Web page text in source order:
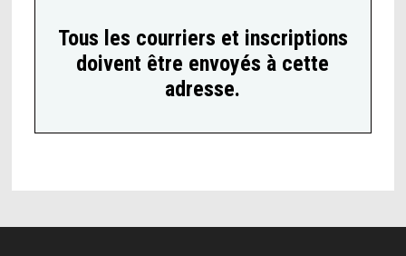
Tous les courriers et inscriptions
doivent être envoyés à cette
adresse.